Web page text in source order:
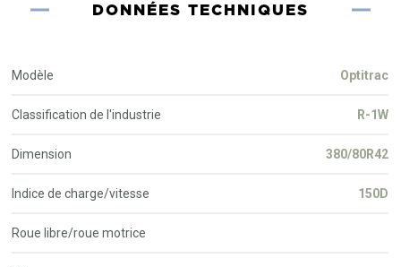
DONNÉES TECHNIQUES
Modèle Optitrac
Classification de l'industrie R-1W
Dimension 380/80R42
Indice de charge/vitesse 150D
Roue libre/roue motrice